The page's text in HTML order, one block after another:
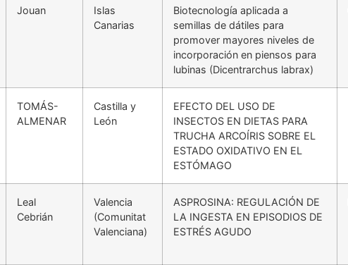
Jouan
Islas
Canarias
Biotecnología aplicada a
semillas de dátiles para
promover mayores niveles de
incorporación en piensos para
lubinas (Dicentrarchus labrax)
TOMÁS-
ALMENAR
Castilla y
León
EFECTO DEL USO DE
INSECTOS EN DIETAS PARA
TRUCHA ARCOÍRIS SOBRE EL
ESTADO OXIDATIVO EN EL
ESTÓMAGO
Leal
Cebrián
Valencia
(Comunitat
Valenciana)
ASPROSINA: REGULACIÓN DE
LA INGESTA EN EPISODIOS DE
ESTRÉS AGUDO